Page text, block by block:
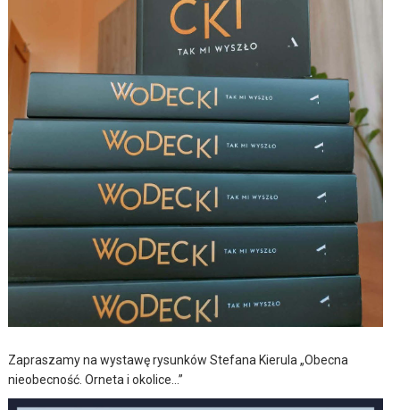
Zapraszamy na wystawę rysunków Stefana Kierula „Obecna
nieobecność. Orneta i okolice…”